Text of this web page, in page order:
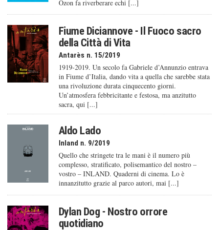
Ozon fa riverberare echi [...]
Fiume Diciannove - Il Fuoco sacro
della Città di Vita
Antarès n. 15/2019
1919-2019. Un secolo fa Gabriele d’Annunzio entrava
in Fiume d’Italia, dando vita a quella che sarebbe stata
una rivoluzione durata cinquecento giorni.
Un’atmosfera febbricitante e festosa, ma anzitutto
sacra, qui [...]
Aldo Lado
Inland n. 9/2019
Quello che stringete tra le mani è il numero più
complesso, stratificato, polisemantico del nostro –
vostro – INLAND. Quaderni di cinema. Lo è
innanzitutto grazie al parco autori, mai [...]
Dylan Dog - Nostro orrore
quotidiano